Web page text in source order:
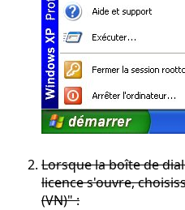
Lorsque la boîte de
licence s'ouvre,
(VN)" :